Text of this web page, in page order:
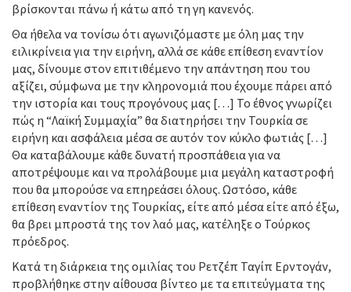
βρίσκονται πάνω ή κάτω από τη γη κανενός.
Θα ήθελα να τονίσω ότι αγωνιζόμαστε με όλη μας την
ειλικρίνεια για την ειρήνη, αλλά σε κάθε επίθεση εναντίον
μας, δίνουμε στον επιτιθέμενο την απάντηση που του
αξίζει, σύμφωνα με την κληρονομιά που έχουμε πάρει από
την ιστορία και τους προγόνους μας […] Το έθνος γνωρίζει
πώς η “Λαϊκή Συμμαχία” θα διατηρήσει την Τουρκία σε
ειρήνη και ασφάλεια μέσα σε αυτόν τον κύκλο φωτιάς […]
Θα καταβάλουμε κάθε δυνατή προσπάθεια για να
αποτρέψουμε και να προλάβουμε μια μεγάλη καταστροφή
που θα μπορούσε να επηρεάσει όλους. Ωστόσο, κάθε
επίθεση εναντίον της Τουρκίας, είτε από μέσα είτε από έξω,
θα βρει μπροστά της τον λαό μας, κατέληξε ο Τούρκος
πρόεδρος.
Κατά τη διάρκεια της ομιλίας του Ρετζέπ Ταγίπ Ερντογάν,
προβλήθηκε στην αίθουσα βίντεο με τα επιτεύγματα της